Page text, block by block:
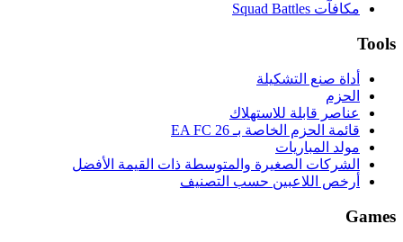
مكافآت Squad Battles
Tools
أداة صنع التشكيلة
الحزم
عناصر قابلة للاستهلاك
قائمة الحزم الخاصة بـ EA FC 26
مولد المباريات
الشركات الصغيرة والمتوسطة ذات القيمة الأفضل
أرخص اللاعبين حسب التصنيف
Games